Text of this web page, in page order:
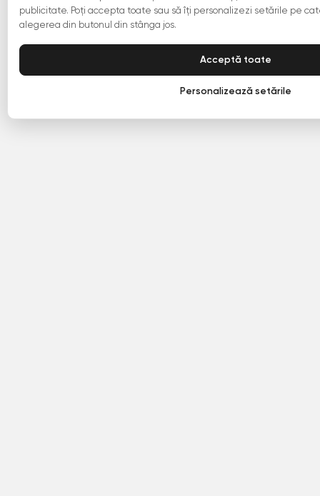
publicitate. Poți accepta toate sau să îți personalizezi setările pe
alegerea din butonul din stânga jos.
Acceptă toate
Personalizează setările